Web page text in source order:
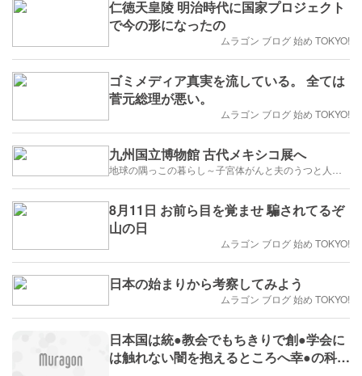
仁徳天皇陵 明治時代に国家プロジェクト
で今の形になったの
ムラゴン ブログ 始め TOKYO!
ゴミメディア真実を流している。 全ては
菅元総理が悪い。
ムラゴン ブログ 始め TOKYO!
九州国立博物館 古代メキシコ展へ
8月11日 お前ら目を覚ませ 騙されてるぞ
山の日
ムラゴン ブログ 始め TOKYO!
日本の始まりから考察してみよう
ムラゴン ブログ 始め TOKYO!
日本国は統●教会でもちきりで創●学会に
は触れない闇を抱えるところへ幸●の科学